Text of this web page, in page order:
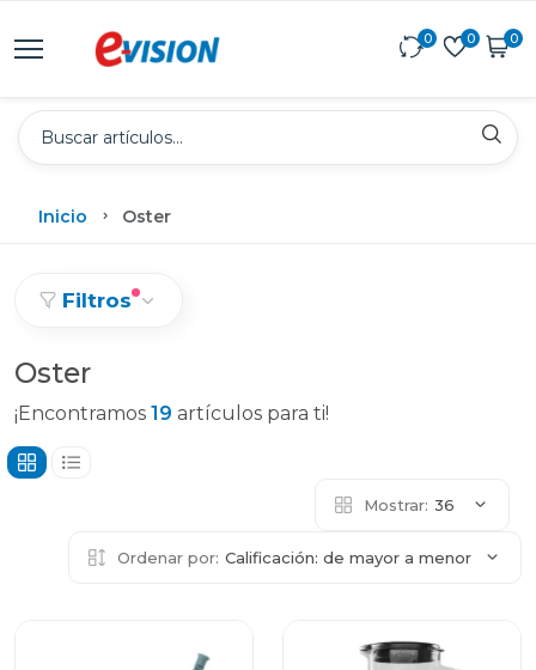
0 0 0
Inicio Oster
Filtros
Oster
¡Encontramos 19 artículos para ti!
Mostrar: 36
Ordenar por: Calificación: de mayor a menor